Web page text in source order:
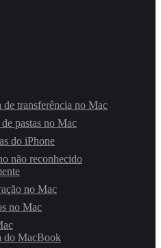
de transferência no Mac
pastas no Mac
do iPhone
não reconhecido
no Mac
no Mac
do MacBook